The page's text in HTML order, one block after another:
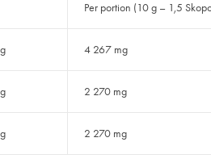
Per portion (10 g – 1,5
4 267 mg
2 270 mg
2 270 mg